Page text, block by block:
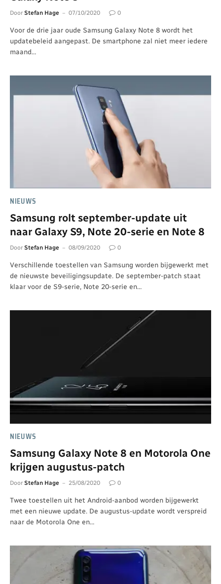
Door Stefan Hage 07/10/2020 0
Voor de drie jaar oude Samsung Galaxy Note 8 wordt het
updatebeleid aangepast. De smartphone zal niet meer iedere
maand…
NIEUWS
Samsung rolt september-update uit
naar Galaxy S9, Note 20-serie en Note 8
Door Stefan Hage 08/09/2020 0
Verschillende toestellen van Samsung worden bijgewerkt met
de nieuwste beveiligingsupdate. De september-patch staat
klaar voor de S9-serie, Note 20-serie en…
NIEUWS
Samsung Galaxy Note 8 en Motorola One
krijgen augustus-patch
Door Stefan Hage 25/08/2020 0
Twee toestellen uit het Android-aanbod worden bijgewerkt
met een nieuwe update. De augustus-update wordt verspreid
naar de Motorola One en…